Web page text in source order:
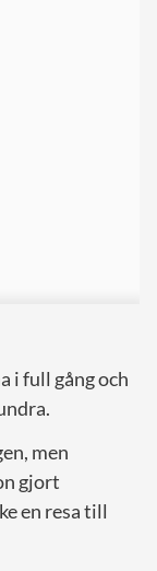
i full gång och
men
gjort
en resa till